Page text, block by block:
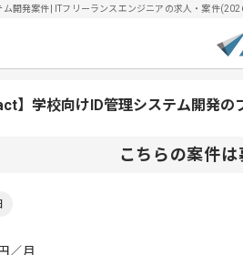
ム開発案件| ITフリーランスエンジニアの求人・案件
】学校向けID管理システム開発の
こちらの案件
／月